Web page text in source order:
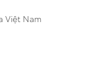
Việt Nam